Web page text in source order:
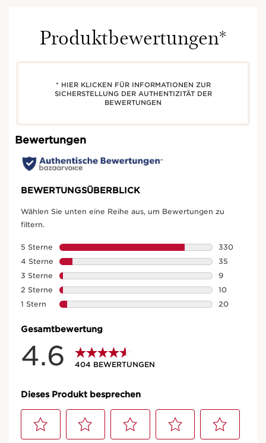
Produktbewertungen*
* HIER KLICKEN FÜR INFORMATIONEN ZUR
SICHERSTELLUNG DER AUTHENTIZITÄT DER
BEWERTUNGEN